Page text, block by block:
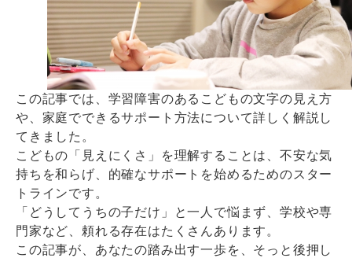
この記事では、学習障害のあるこどもの文字の見え方
や、家庭でできるサポート方法について詳しく解説し
てきました。
こどもの「見えにくさ」を理解することは、不安な気
持ちを和らげ、的確なサポートを始めるためのスター
トラインです。
「どうしてうちの子だけ」と一人で悩まず、学校や専
門家など、頼れる存在はたくさんあります。
この記事が、あなたの踏み出す一歩を、そっと後押し